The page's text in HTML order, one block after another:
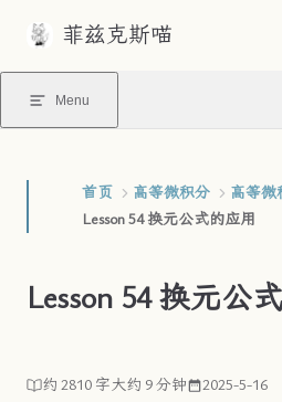
Skip to content
菲兹克斯喵
Menu
首页 高等微积分
高等微
Lesson 54 换元公式的应用
Lesson 54 换元公
约 2810 字大约 9 分钟 2025-5-16